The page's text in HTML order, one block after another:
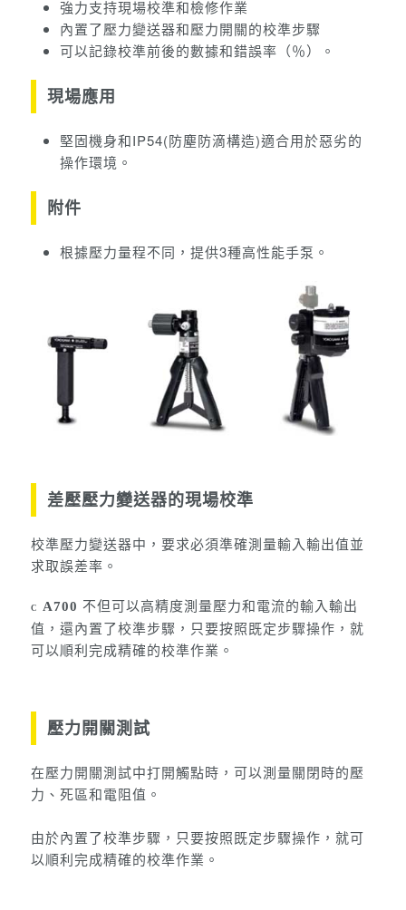
強力支持現場校準和檢修作業
內置了壓力變送器和壓力開關的校準步驟
可以記錄校準前後的數據和錯誤率（％）。
現場應用
堅固機身和IP54(防塵防滴構造)適合用於惡劣的
操作環境。
附件
根據壓力量程不同，提供3種高性能手泵。
差壓壓力變送器的現場校準
校準壓力變送器中，要求必須準確測量輸入輸出值並
求取誤差率。
C A700 不但可以高精度測量壓力和電流的輸入輸出
值，還內置了校準步驟，只要按照既定步驟操作，就
可以順利完成精確的校準作業。
壓力開關測試
在壓力開關測試中打開觸點時，可以測量關閉時的壓
力、死區和電阻值。
由於內置了校準步驟，只要按照既定步驟操作，就可
以順利完成精確的校準作業。